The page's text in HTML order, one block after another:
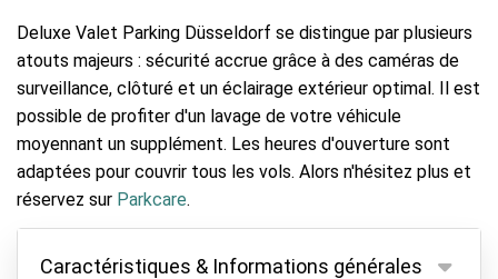
Deluxe Valet Parking Düsseldorf se distingue par plusieurs
atouts majeurs : sécurité accrue grâce à des caméras de
surveillance, clôturé et un éclairage extérieur optimal. Il est
possible de profiter d'un lavage de votre véhicule
moyennant un supplément. Les heures d'ouverture sont
adaptées pour couvrir tous les vols. Alors n'hésitez plus et
réservez sur Parkcare.
Caractéristiques & Informations générales